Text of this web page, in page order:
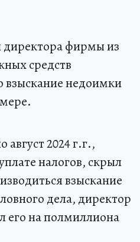
директора фирмы из
средств
взыскание недоимки
2024 г.г.,
налогов, скрыл
взыскание
дела, директор
его на полмиллиона